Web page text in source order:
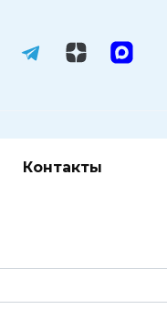
Контакты